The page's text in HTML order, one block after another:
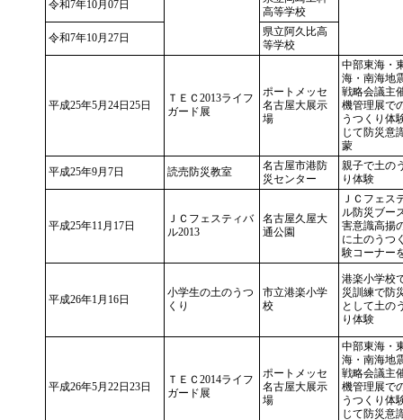
令和7年10月07日
高等学校
令和7年10月27日
県立阿久比高
等学校
平成25年5月24日25日
ＴＥＣ2013ライフ
ガード展
ポートメッセ
名古屋大展示
場
中部東海・
海・南海地
戦略会議主
機管理展で
うつくり体
じて防災意
蒙
平成25年9月7日 読売防災教室
名古屋市港防
災センター
親子で土の
り体験
平成25年11月17日
ＪＣフェスティバ
ル2013
名古屋久屋大
通公園
ＪＣフェス
ル防災ブー
害意識高揚
に土のうつ
験コーナー
平成26年1月16日
小学生の土のうつ
くり
市立港楽小学
校
港楽小学校
災訓練で防
として土の
り体験
平成26年5月22日23日
ＴＥＣ2014ライフ
ガード展
ポートメッセ
名古屋大展示
場
中部東海・
海・南海地
戦略会議主
機管理展で
うつくり体
じて防災意